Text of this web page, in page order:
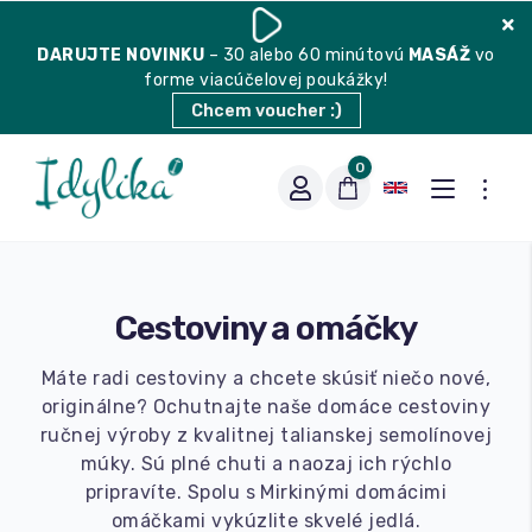
DARUJTE NOVINKU – 30 alebo 60 minútovú MASÁŽ vo
forme viacúčelovej poukážky!
Chcem voucher :)
Vhodná na espresso
Vhodná na filter
Balené čaje
0
Cestoviny a omáčky
Máte radi cestoviny a chcete skúsiť niečo nové,
originálne? Ochutnajte naše domáce cestoviny
ručnej výroby z kvalitnej talianskej semolínovej
múky. Sú plné chuti a naozaj ich rýchlo
pripravíte. Spolu s Mirkinými domácimi
omáčkami vykúzlite skvelé jedlá.